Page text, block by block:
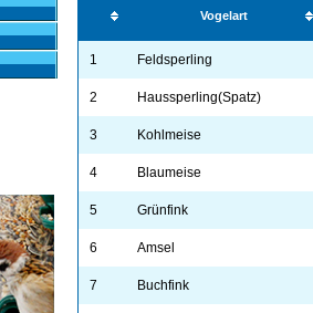
Vogelart
1 Feldsperling
2 Haussperling(Spatz)
3 Kohlmeise
4 Blaumeise
5 Grünfink
6 Amsel
7 Buchfink